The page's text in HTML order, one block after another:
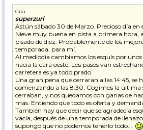
Cita
superzuri
Astún sábado 30 de Marzo. Precioso día en
Nieve muy buena en pista a primera hora,
pisado de diez. Probablemente de los
temporada, para mí.
Al mediodía cambiamos los esquís por
hacia la cara oeste. Los pasos van
carretera es ya todo prado.
Una gran pena que cerraran a las 14:45, se
comenzando a las 8:30. Cogimos la última
cerraban, y nos quedamos con ganas de
más. Entiendo que todo es oferta y
También hay que decir que se agradecía
vacía, después de una temporada de
supongo que no podemos tenerlo todo...